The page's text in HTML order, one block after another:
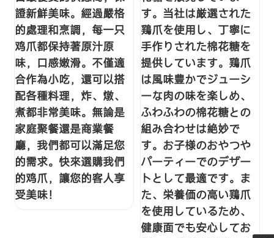
證新鮮美味。經過嚴格
的處理和烹調，每一只
鸡爪都保持著原汁原
味，口感嫩滑。不僅適
合作為小吃，還可以搭
配各種料理，炸、燉、
煮都非常美味。無論是
家庭聚餐還是商業餐
廳，我們都可以滿足您
的需求。快來選購我們
的鸡爪，讓您的客人享
受美味！
す。当社は厳選された
鶏爪を使用し、丁寧に
手作りされた棉花糖を
提供しています。鶏爪
は風味豊かでジューシ
ーな肉の味を楽しめ、
ふわふわの棉花糖との
組み合わせは絶妙で
す。お子様のおやつや
パーティーでのデザー
トとして最適です。ま
た、栄養価の高い鶏爪
を使用しているため、
健康面でも安心してお